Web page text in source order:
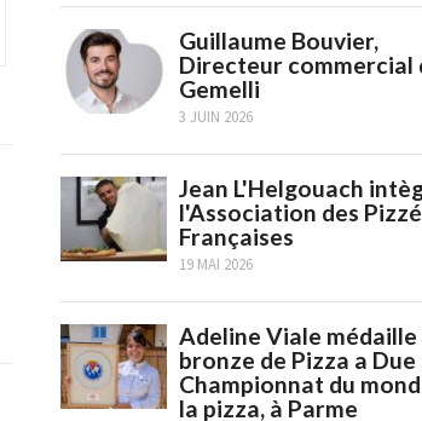
Guillaume Bouvier,
Directeur commercial
Gemelli
3 JUIN 2026
Jean L'Helgouach
l'Association des
Françaises
19 MAI 2026
Adeline Viale médaille
bronze de Pizza a Due
Championnat du
la pizza, à Parme